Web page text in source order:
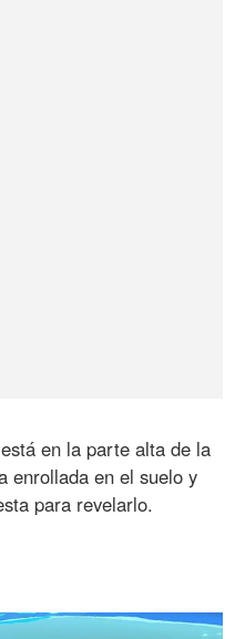
en la parte alta de la
enrollada en el suelo y
para revelarlo.